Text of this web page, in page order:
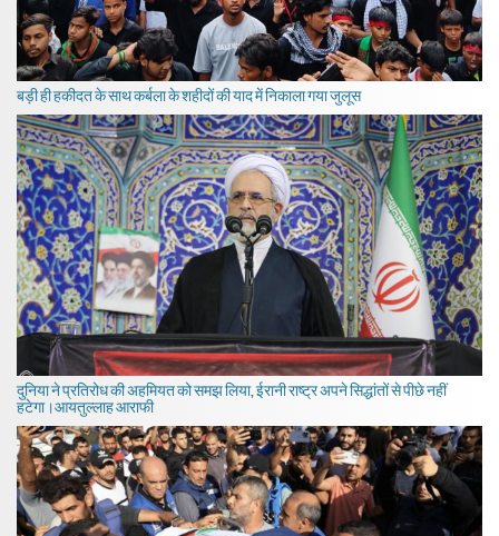
बड़ी ही हकीदत के साथ कर्बला के शहीदों की याद में निकाला गया जुलूस
दुनिया ने प्रतिरोध की अहमियत को समझ लिया, ईरानी राष्ट्र अपने सिद्धांतों से पीछे नहीं
हटेगा।आयतुल्लाह आराफी